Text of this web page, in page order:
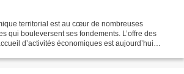
territorial est au cœur de nombreuses
qui bouleversent ses fondements. L’offre des
d’activités économiques est aujourd’hui